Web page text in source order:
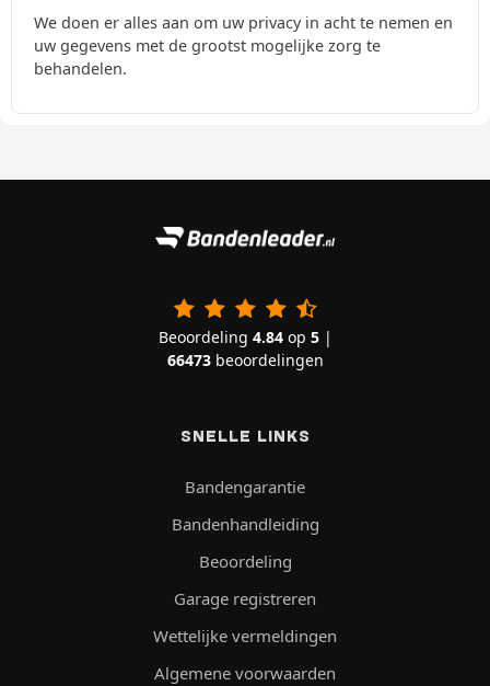
We doen er alles aan om uw privacy in acht te nemen en
uw gegevens met de grootst mogelijke zorg te
behandelen.
Beoordeling 4.84op 5|
66473beoordelingen
SNELLE LINKS
Bandengarantie
Bandenhandleiding
Beoordeling
Garage registreren
Wettelijke vermeldingen
Algemene voorwaarden